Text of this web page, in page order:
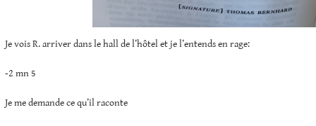
Je vois R. arriver dans le hall de l’hôtel et je l’entends en rage:
-2 mn 5
Je me demande ce qu’il raconte